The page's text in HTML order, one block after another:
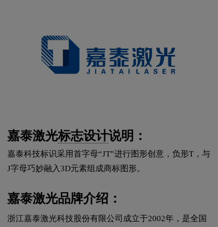
嘉泰激光标志设计说明：
嘉泰科技标识采用首字母“JT”进行图形创意，负形T，与
J字母巧妙融入3D元素组成商标图形。
嘉泰激光品牌介绍：
浙江嘉泰激光科技股份有限公司成立于2002年，是全国